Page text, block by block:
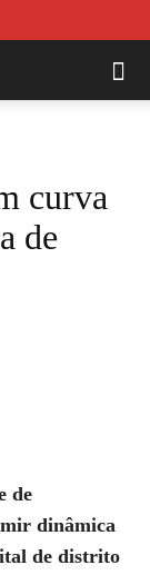
curva
de
de
dinâmica
de distrito